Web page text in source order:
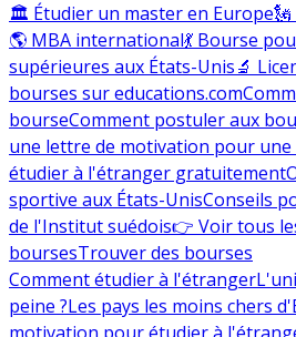
🏛 Étudier un master en Europe
🌎 MBA international💃 Bourse
supérieures aux États-Unis🔬
bourses sur educations.com
bourseComment postuler aux
une lettre de motivation pour
étudier à l'étranger gratuitement
sportive aux États-UnisConseils
de l'Institut suédois👉 Voir tous
boursesTrouver des bourses
Comment étudier à l'étranger
peine ?Les pays les moins chers